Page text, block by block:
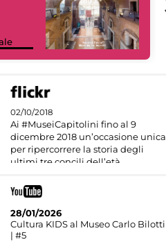
02/10/2018
Ai #MuseiCapitolini fino al 9
dicembre 2018 un’occasione unica
per ripercorrere la storia degli
ultimi tre concili dell’età
28/01/2026
Cultura KIDS al Museo Carlo Bilotti
| #5